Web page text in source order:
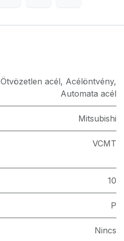
Ötvözetlen acél, Acélöntvény,
Automata acél
Mitsubishi
VCMT
10
P
Nincs